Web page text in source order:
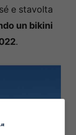
e stavolta
un bikini
.